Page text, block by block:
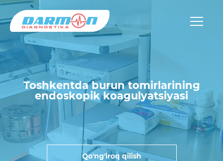
Toshkentda burun tomirlarining
endoskopik koagulyatsiyasi
Qo'ng'iroq qilish